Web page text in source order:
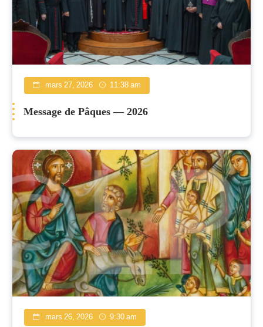
mars 27, 2026 11:38 am
Message de Pâques — 2026
mars 26, 2026 9:30 am